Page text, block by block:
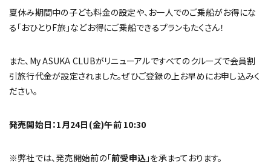
夏休み期間中の子ども料金の設定や、お一人でのご乗船がお得にな
る「おひとりF旅」などお得にご乗船できるプランもたくさん！
また、My ASUKA CLUBがリニューアルですべてのクルーズで会員割
引旅行代金が設定されました。ぜひご登録の上お早めにお申し込みく
ださい。
発売開始日：1月24日(金)午前 10:30
※弊社では、発売開始前の「前受申込 」を承まっております。